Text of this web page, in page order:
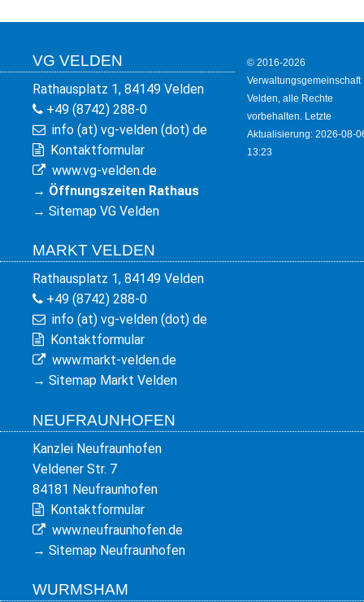
VG VELDEN
Rathausplatz 1, 84149 Velden
+49 (8742) 288-0
info (at) vg-velden (dot) de
Kontaktformular
www.vg-velden.de
→ Öffnungszeiten Rathaus
→ Sitemap VG Velden
MARKT VELDEN
Rathausplatz 1, 84149 Velden
+49 (8742) 288-0
info (at) vg-velden (dot) de
Kontaktformular
www.markt-velden.de
→ Sitemap Markt Velden
NEUFRAUNHOFEN
Kanzlei Neufraunhofen
Veldener Str. 7
84181 Neufraunhofen
Kontaktformular
www.neufraunhofen.de
→ Sitemap Neufraunhofen
WURMSHAM
© 2016-2026
Verwaltungsgemeinschaft
Velden, alle Rechte
vorbehalten. Letzte
Aktualisierung: 2026-08-
13:23